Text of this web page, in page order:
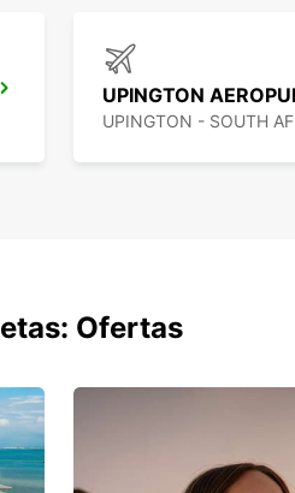
UPINGTON
UPINGTON - SOUTH
Ofertas